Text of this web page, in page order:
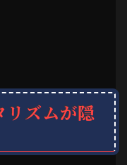
リズムが隠